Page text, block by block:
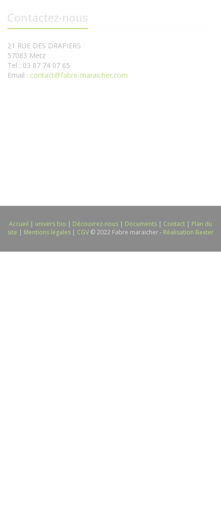
Contactez-nous
21 RUE DES DRAPIERS
57083 Metz
Tel : 03 87 74 07 65
Email : contact@fabre-maraicher.com
Accueil | univers bio | Découvrez-nous | Documents | Contact | Plan du
site | Mentions légales | CGV © 2022 Fabre maraicher - Réalisation Bexter